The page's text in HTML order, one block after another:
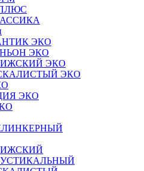
ЭКО
ЭКО
ЭКО
ЭКО
ЭКО